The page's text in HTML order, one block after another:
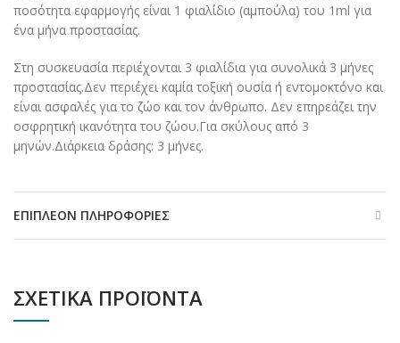
ποσότητα εφαρμογής είναι 1 φιαλίδιο (αμπούλα) του 1ml για
ένα μήνα προστασίας.
Στη συσκευασία περιέχονται 3 φιαλίδια για συνολικά 3 μήνες
προστασίας.Δεν περιέχει καμία τοξική ουσία ή εντομοκτόνο και
είναι ασφαλές για το ζώο και τον άνθρωπο. Δεν επηρεάζει την
οσφρητική ικανότητα του ζώου.Για σκύλους από 3
μηνών.Διάρκεια δράσης: 3 μήνες.
ΕΠΙΠΛΈΟΝ ΠΛΗΡΟΦΟΡΊΕΣ
ΣΧΕΤΙΚΆ ΠΡΟΪΌΝΤΑ